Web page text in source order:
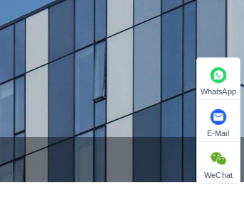
WhatsApp
E-Mail
WeChat